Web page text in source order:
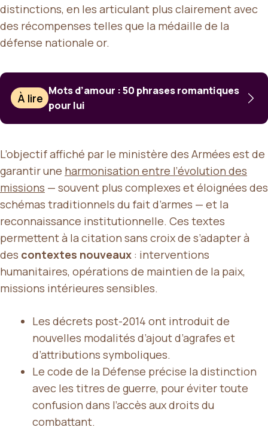
distinctions, en les articulant plus clairement avec
des récompenses telles que la médaille de la
défense nationale or.
À lire
Mots d’amour : 50 phrases romantiques
pour lui
L’objectif affiché par le ministère des Armées est de
garantir une harmonisation entre l’évolution des
missions — souvent plus complexes et éloignées des
schémas traditionnels du fait d’armes — et la
reconnaissance institutionnelle. Ces textes
permettent à la citation sans croix de s’adapter à
des contextes nouveaux : interventions
humanitaires, opérations de maintien de la paix,
missions intérieures sensibles.
Les décrets post-2014 ont introduit de
nouvelles modalités d’ajout d’agrafes et
d’attributions symboliques.
Le code de la Défense précise la distinction
avec les titres de guerre, pour éviter toute
confusion dans l’accès aux droits du
combattant.